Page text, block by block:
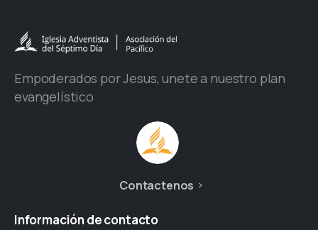
Empoderados por Jesus, unete a nuestro plan
evangelístico
Contactenos
Informacióndecontacto